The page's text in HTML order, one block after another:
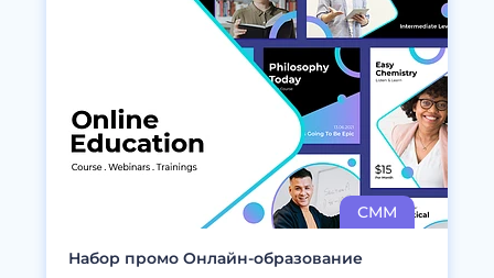
Набор промо Онлайн-образование